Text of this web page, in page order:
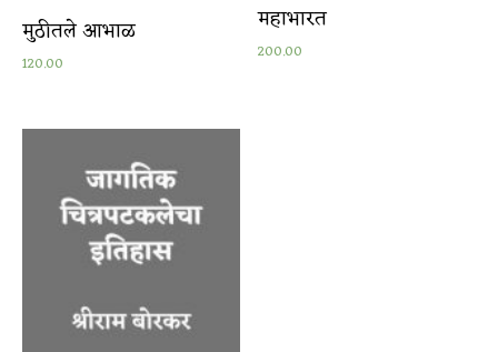
मुठीतले आभाळ
120.00
महाभारत
200.00